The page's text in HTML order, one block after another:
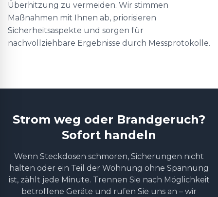
Überhitzung zu vermeiden. Wir stimmen
Maßnahmen mit Ihnen ab, priorisieren
Sicherheitsaspekte und sorgen für
nachvollziehbare Ergebnisse durch Messprotokolle.
Strom weg oder Brandgeruch?
Sofort handeln
Wenn Steckdosen schmoren, Sicherungen nicht
halten oder ein Teil der Wohnung ohne Spannung
ist, zählt jede Minute. Trennen Sie nach Möglichkeit
betroffene Geräte und rufen Sie uns an – wir